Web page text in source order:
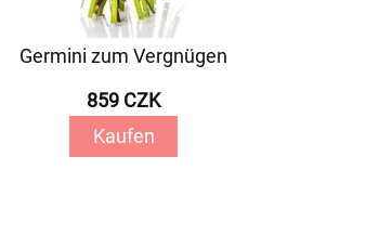
Germini zum Vergnügen
859 CZK
Kaufen